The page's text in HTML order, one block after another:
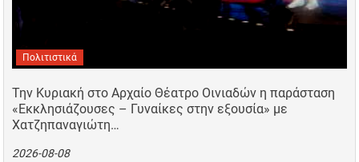
Πολιτιστικά
Την Κυριακή στο Αρχαίο Θέατρο Οινιαδών η παράσταση
«Εκκλησιάζουσες – Γυναίκες στην εξουσία» με
Χατζηπαναγιώτη…
2026-08-08